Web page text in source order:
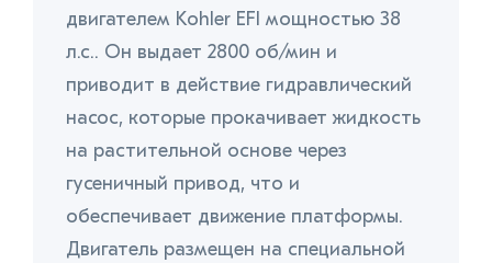
двигателем Kohler EFI мощностью 38
л.с.. Он выдает 2800 об/мин и
приводит в действие гидравлический
насос, которые прокачивает жидкость
на растительной основе через
гусеничный привод, что и
обеспечивает движение платформы.
Двигатель размещен на специальной